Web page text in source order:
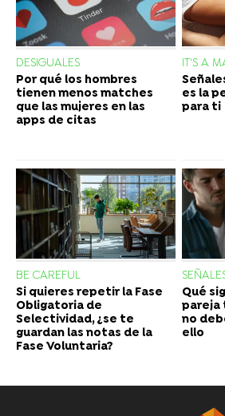
DESIGUALES
Por qué los hombres
tienen menos matches
que las mujeres en las
apps de citas
IT'S A
es la
para ti
BE CAREFUL
Si quieres repetir la Fase
Obligatoria de
Selectividad, ¿se te
guardan las notas de la
Fase Voluntaria?
Qué
pareja
no
ello